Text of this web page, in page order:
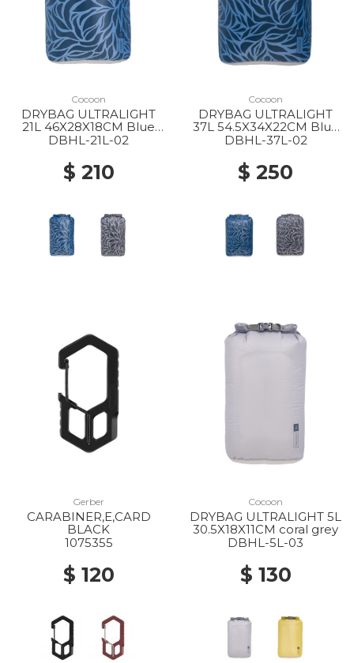
Cocoon
DRYBAG ULTRALIGHT
21L 46X28X18CM Blue
leaves
DBHL-21L-02
$ 210
Cocoon
DRYBAG ULTRALIGHT
37L 54.5X34X22CM Blue
leaves
DBHL-37L-02
$ 250
Gerber
CARABINER,E,CARD
BLACK
1075355
$ 120
Cocoon
DRYBAG ULTRALIGHT 5L
30.5X18X11CM coral grey
DBHL-5L-03
$ 130